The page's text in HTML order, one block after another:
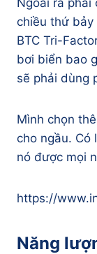
Ngoài ra phải
chiều thứ bảy
BTC Tri-
bơi biển bao
sẽ phải dùng
Mình chọn
cho ngầu. Có
nó được mọi
https://
Năng